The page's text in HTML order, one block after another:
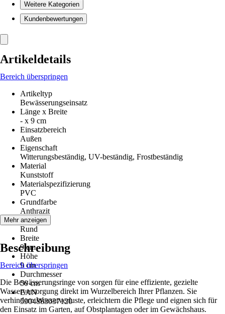
Weitere Kategorien
Kundenbewertungen
Artikeldetails
Bereich überspringen
Artikeltyp
Bewässerungseinsatz
Länge x Breite
- x 9 cm
Einsatzbereich
Außen
Eigenschaft
Witterungsbeständig, UV-beständig, Frostbeständig
Material
Kunststoff
Materialspezifizierung
PVC
Grundfarbe
Anthrazit
Form
Rund
Breite
9 cm
Höhe
9 cm
Durchmesser
50 cm
EAN
5904883037120
Mehr anzeigen
Beschreibung
Bereich überspringen
Die Bewässerungsringe von sorgen für eine effiziente, gezielte
Wasserversorgung direkt im Wurzelbereich Ihrer Pflanzen. Sie
verhindern Wasserverluste, erleichtern die Pflege und eignen sich für
den Einsatz im Garten, auf Obstplantagen oder im Gewächshaus.